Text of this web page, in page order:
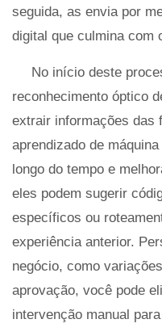
seguida, as envia por
digital que culmina com
No início deste
reconhecimento óptico
extrair informações das
aprendizado de
longo do tempo e
eles podem sugerir
específicos ou
experiência anterior.
negócio, como
aprovação, você pode
intervenção manual